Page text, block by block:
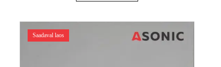
Saadaval laos